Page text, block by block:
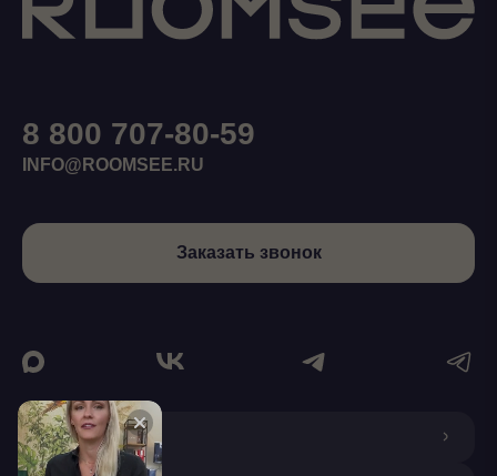
О КОМПАНИИ
8 800 707-80-59
INFO@ROOMSEE.RU
Заказать звонок